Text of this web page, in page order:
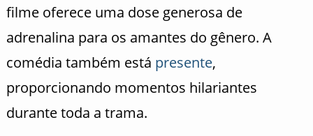
filme oferece uma dose generosa de
adrenalina para os amantes do gênero. A
comédia também está presente,
proporcionando momentos hilariantes
durante toda a trama.